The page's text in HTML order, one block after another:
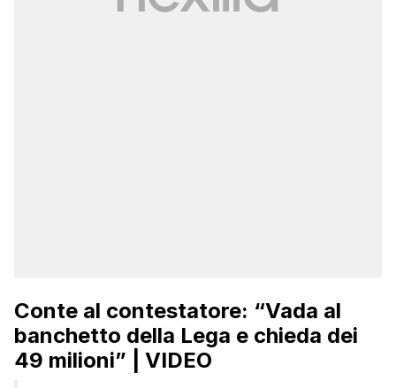
Conte al contestatore: “Vada al
banchetto della Lega e chieda dei
49 milioni” | VIDEO